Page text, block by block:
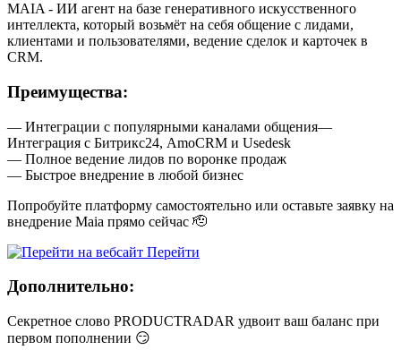
MAIA - ИИ агент на базе генеративного искусственного
интеллекта, который возьмёт на себя общение с лидами,
клиентами и пользователями, ведение сделок и карточек в
CRM.
Преимущества:
— Интеграции с популярными каналами общения—
Интеграция с Битрикс24, AmoCRM и Usedesk
— Полное ведение лидов по воронке продаж
— Быстрое внедрение в любой бизнес
Попробуйте платформу самостоятельно или оставьте заявку на
внедрение Maia прямо сейчас 🫡
Перейти
Дополнительно:
Секретное слово PRODUCTRADAR удвоит ваш баланс при
первом пополнении 😏